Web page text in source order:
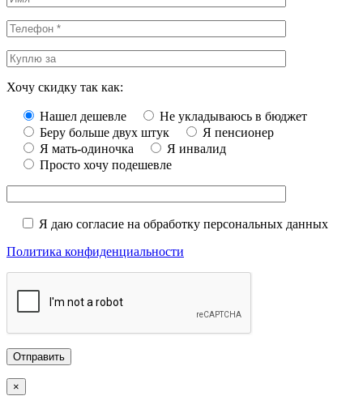
Хочу скидку так как:
Нашел дешевле
Не укладываюсь в бюджет
Беру больше двух штук
Я пенсионер
Я мать-одиночка
Я инвалид
Просто хочу подешевле
Я даю согласие на обработку персональных данных
Политика конфиденциальности
×